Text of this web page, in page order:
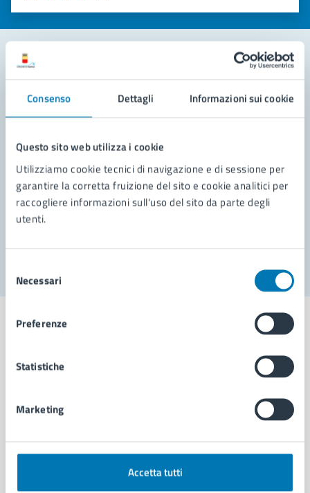
Consenso Dettagli Informazioni sui cookie
Questo sito web utilizza i cookie
Utilizziamo cookie tecnici di navigazione e di sessione per
garantire la corretta fruizione del sito e cookie analitici per
raccogliere informazioni sull'uso del sito da parte degli
utenti.
delNecessari
Preferenze
Statistiche
Marketing
Accetta tutti
Valuta 5 stelle su 5
Valuta 4 stelle su 5
Valuta 3 stelle su 5
Valuta 2 stelle su 5
Valuta 1 stelle su 5
Leggi le domande frequenti
Richiedi assistenza
Prenota appuntamento
Problemi in città
Comune di Napoli
AMMINISTRAZIONE
Organi di governo